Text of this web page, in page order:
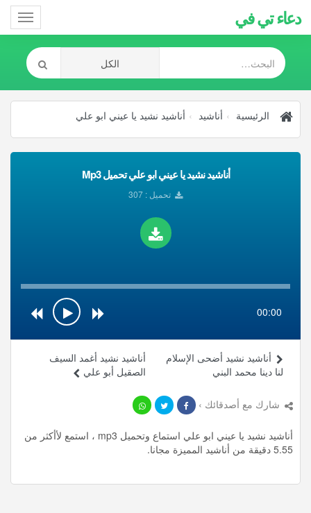
دعاء تي في
الرئيسية أناشيد أناشيد نشيد يا عيني ابو علي
أناشيد نشيد يا عيني ابو علي تحميل Mp3
تحميل : 307
00:00
أناشيد نشيد أغمد السيف
الصقيل أبو علي
أناشيد نشيد أضحى الإسلام
لنا دينا محمد البني
شارك مع أصدقائك ›
أناشيد نشيد يا عيني ابو علي استماع وتحميل mp3 ، استمع لأأكثر من
5.55 دقيقة من أناشيد المميزة مجانا.